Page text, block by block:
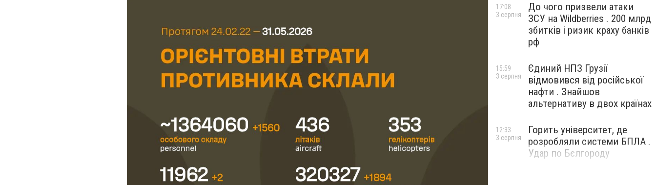
До чого призвели атаки
ЗСУ на Wildberries . 200 млрд
збитків і ризик краху банків
рф
17:08
3 серпня
Єдиний НПЗ Грузії
відмовився від російської
нафти . Знайшов
альтернативу в двох країнах
15:59
3 серпня
Горить університет, де
розробляли системи БПЛА .
Удар по Бєлгороду
12:33
3 серпня